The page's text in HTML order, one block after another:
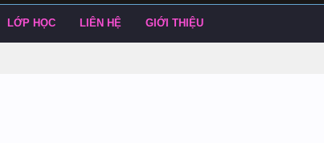
LỚP HỌC LIÊN HỆ GIỚI THIỆU